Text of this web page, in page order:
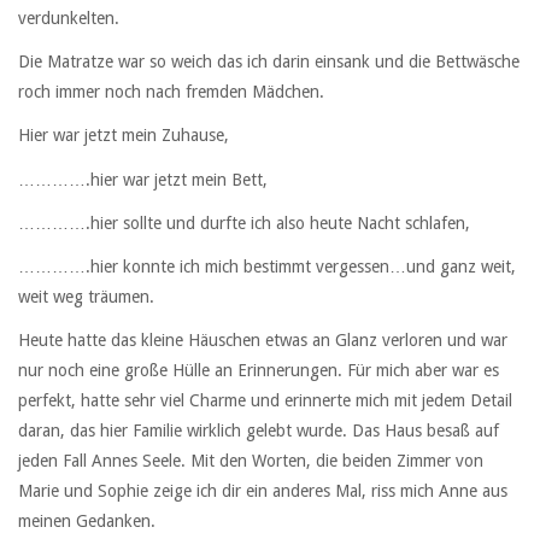
verdunkelten.
Die Matratze war so weich das ich darin einsank und die Bettwäsche
roch immer noch nach fremden Mädchen.
Hier war jetzt mein Zuhause,
………….hier war jetzt mein Bett,
………….hier sollte und durfte ich also heute Nacht schlafen,
………….hier konnte ich mich bestimmt vergessen…und ganz weit,
weit weg träumen.
Heute hatte das kleine Häuschen etwas an Glanz verloren und war
nur noch eine große Hülle an Erinnerungen. Für mich aber war es
perfekt, hatte sehr viel Charme und erinnerte mich mit jedem Detail
daran, das hier Familie wirklich gelebt wurde. Das Haus besaß auf
jeden Fall Annes Seele. Mit den Worten, die beiden Zimmer von
Marie und Sophie zeige ich dir ein anderes Mal, riss mich Anne aus
meinen Gedanken.